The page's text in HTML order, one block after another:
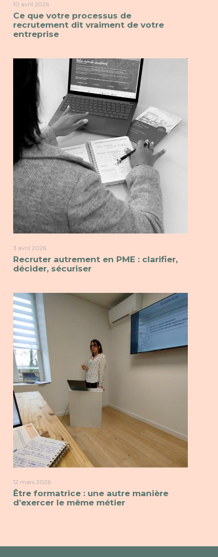
10 avril 2026
Ce que votre processus de
recrutement dit vraiment de votre
entreprise
3 avril 2026
Recruter autrement en PME : clarifier,
décider, sécuriser
12 mars 2026
Être formatrice : une autre manière
d’exercer le même métier